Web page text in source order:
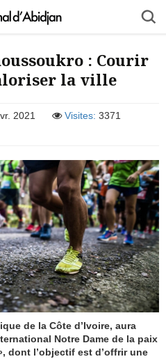
: Courir
la ville
2021 Visites: 3371
de la Côte d’Ivoire, aura
Notre Dame de la paix
dont l’objectif est d’offrir une